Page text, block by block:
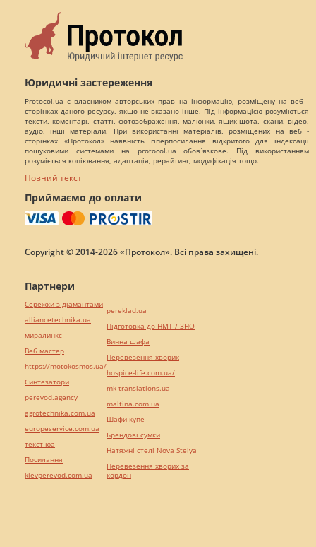
Юридичні застереження
Protocol.ua є власником авторських прав на інформацію, розміщену на веб -
сторінках даного ресурсу, якщо не вказано інше. Під інформацією розуміються
тексти, коментарі, статті, фотозображення, малюнки, ящик-шота, скани, відео,
аудіо, інші матеріали. При використанні матеріалів, розміщених на веб -
сторінках «Протокол» наявність гіперпосилання відкритого для індексації
пошуковими системами на protocol.ua обов`язкове. Під використанням
розуміється копіювання, адаптація, рерайтинг, модифікація тощо.
Повний текст
Приймаємо до оплати
Copyright © 2014-2026 «Протокол». Всі права захищені.
Партнери
Сережки з діамантами
alliancetechnika.ua
миралинкс
Веб мастер
https://motokosmos.ua/
Синтезатори
perevod.agency
agrotechnika.com.ua
europeservice.com.ua
текст юа
Посилання
kievperevod.com.ua
pereklad.ua
Підготовка до НМТ / ЗНО
Винна шафа
Перевезення хворих
hospice-life.com.ua/
mk-translations.ua
maltina.com.ua
Шафи купе
Брендові сумки
Натяжні стелі Nova Stelya
Перевезення хворих за
кордон